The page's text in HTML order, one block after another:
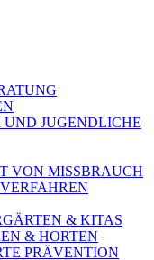
JUGENDLICHE
VON MISSBRAUCH
& KITAS
& HORTEN
PRÄVENTION